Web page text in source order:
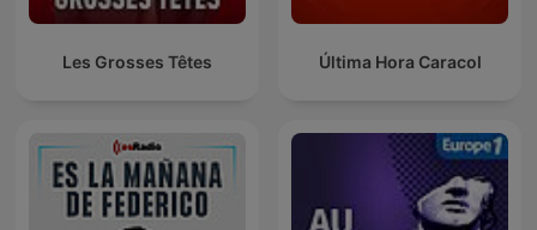
Les Grosses Têtes Última Hora Caracol